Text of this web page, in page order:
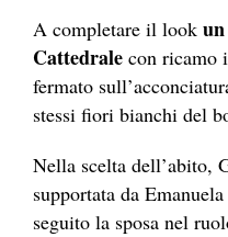
A completare il look
Cattedrale con ricamo
fermato
stessi fiori bianchi del
Nella scelta dell’abito,
supportata da
seguito la sposa nel